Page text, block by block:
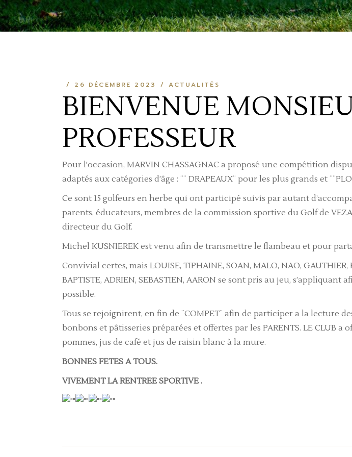
26 DÉCEMBRE 2023 ACTUALITÉS
BIENVENUE
PROFESSEUR
Pour l'occasion, MARVIN CHASSAGNAC a proposé une compétition
adaptés aux catégories d’âge : ¨¨ DRAPEAUX¨ pour les plus grands et
Ce sont 15 golfeurs en herbe qui ont participé suivis par autant
parents, éducateurs, membres de la commission sportive du Golf de
directeur du Golf.
Michel KUSNIEREK est venu afin de transmettre le flambeau et pour
Convivial certes, mais LOUISE, TIPHAINE, SOAN, MALO, NAO, GAUTHIER,
BAPTISTE, ADRIEN, SEBASTIEN, AARON se sont pris au jeu,
possible.
Tous se rejoignirent, en fin de ¨COMPET¨ afin de participer a la lecture
bonbons et pâtisseries préparées et offertes par les PARENTS. LE CLUB a
pommes, jus de café et jus de raisin blanc à la mure.
BONNES FETES A TOUS.
VIVEMENT LA RENTREE SPORTIVE .